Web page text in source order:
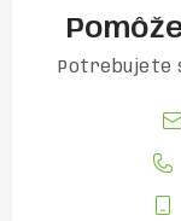
Potrebujete